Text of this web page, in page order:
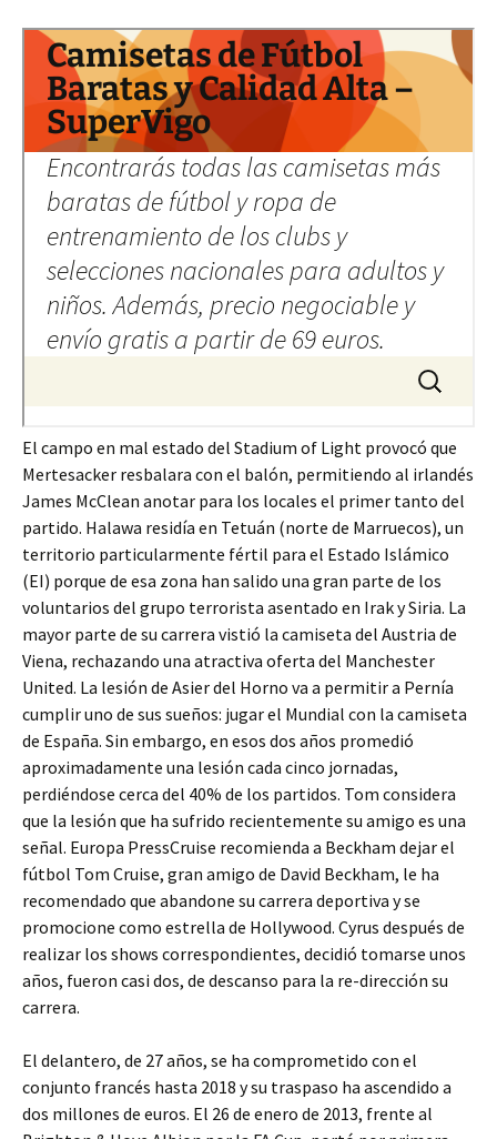
El campo en mal estado del Stadium of Light provocó que
Mertesacker resbalara con el balón, permitiendo al irlandés
James McClean anotar para los locales el primer tanto del
partido. Halawa residía en Tetuán (norte de Marruecos), un
territorio particularmente fértil para el Estado Islámico
(EI) porque de esa zona han salido una gran parte de los
voluntarios del grupo terrorista asentado en Irak y Siria. La
mayor parte de su carrera vistió la camiseta del Austria de
Viena, rechazando una atractiva oferta del Manchester
United. La lesión de Asier del Horno va a permitir a Pernía
cumplir uno de sus sueños: jugar el Mundial con la camiseta
de España. Sin embargo, en esos dos años promedió
aproximadamente una lesión cada cinco jornadas,
perdiéndose cerca del 40% de los partidos. Tom considera
que la lesión que ha sufrido recientemente su amigo es una
señal. Europa PressCruise recomienda a Beckham dejar el
fútbol Tom Cruise, gran amigo de David Beckham, le ha
recomendado que abandone su carrera deportiva y se
promocione como estrella de Hollywood. Cyrus después de
realizar los shows correspondientes, decidió tomarse unos
años, fueron casi dos, de descanso para la re-dirección su
carrera.
El delantero, de 27 años, se ha comprometido con el
conjunto francés hasta 2018 y su traspaso ha ascendido a
dos millones de euros. El 26 de enero de 2013, frente al